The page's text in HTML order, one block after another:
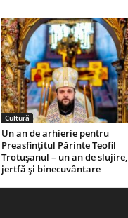
Cultură
Un an de arhierie pentru
Preasfințitul Părinte Teofil
Trotușanul – un an de slujire,
jertfă și binecuvântare